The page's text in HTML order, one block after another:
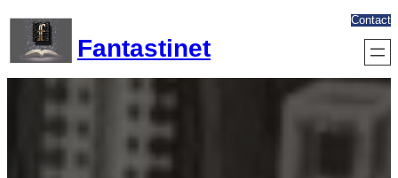
contenu
Fantastinet
Contact